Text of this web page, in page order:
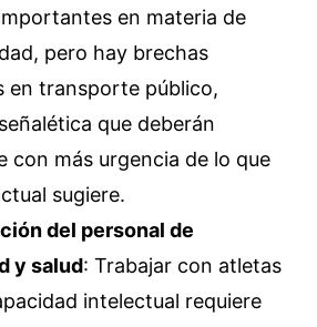
en materia de
pero hay brechas
en transporte público,
que deberán
con más urgencia de lo que
sugiere.
del personal de
y salud: Trabajar con atletas
intelectual requiere